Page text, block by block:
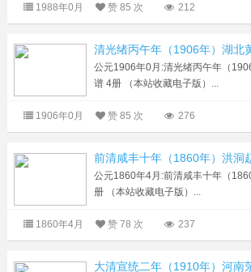
1988年0月 赞85 次 212
清光绪丙午年（1906年）湖北
公元1906年0月:清光绪丙午年（
谱 4册 （本站收藏电子版）...
1906年0月 赞85 次 276
前清咸丰十年（1860年）洪洞
公元1860年4月:前清咸丰十年（
册 （本站收藏电子版）...
1860年4月 赞78 次 237
大清宣统二年（1910年）河南